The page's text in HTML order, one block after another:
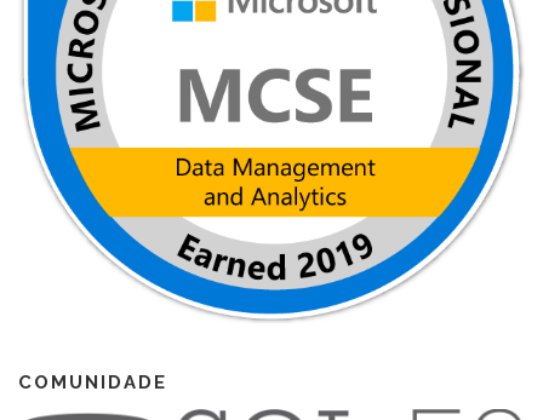
COMUNIDADE